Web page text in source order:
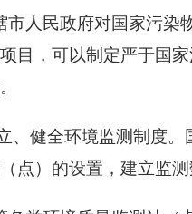
市人民政府对国家污染
目，可以制定严于国
、健全环境监测制度
点）的设置，建立监